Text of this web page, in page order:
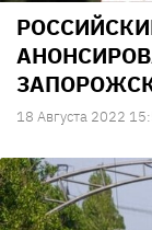
18 Августа 2022